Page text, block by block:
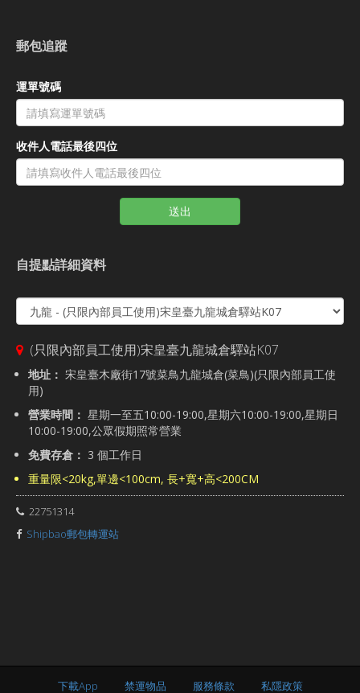
郵包追蹤
運單號碼
收件人電話最後四位
送出
自提點詳細資料
(只限內部員工使用)宋皇臺九龍城倉驛站K07
地址： 宋皇臺木廠街17號菜鳥九龍城倉(菜鳥)(只限內部員工使
用)
營業時間： 星期一至五10:00-19:00,星期六10:00-19:00,星期日
10:00-19:00,公眾假期照常營業
免費存倉： 3 個工作日
重量限<20kg,單邊<100cm, 長+寬+高<200CM
22751314
Shipbao郵包轉運站
下載App 禁運物品 服務條款 私隱政策